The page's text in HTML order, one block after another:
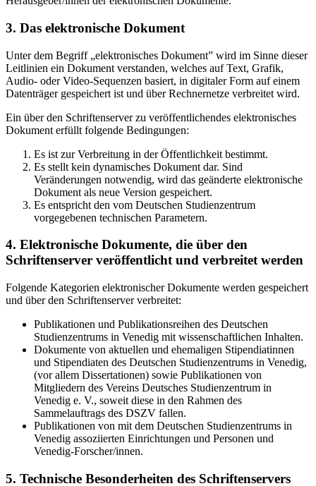
3. Das elektronische Dokument
Unter dem Begriff „elektronisches Dokument” wird im Sinne dieser
Leitlinien ein Dokument verstanden, welches auf Text, Grafik,
Audio- oder Video-Sequenzen basiert, in digitaler Form auf einem
Datenträger gespeichert ist und über Rechnernetze verbreitet wird.
Ein über den Schriftenserver zu veröffentlichendes elektronisches
Dokument erfüllt folgende Bedingungen:
Es ist zur Verbreitung in der Öffentlichkeit bestimmt.
Es stellt kein dynamisches Dokument dar. Sind
Veränderungen notwendig, wird das geänderte elektronische
Dokument als neue Version gespeichert.
Es entspricht den vom Deutschen Studienzentrum
vorgegebenen technischen Parametern.
4. Elektronische Dokumente, die über den
Schriftenserver veröffentlicht und verbreitet werden
Folgende Kategorien elektronischer Dokumente werden gespeichert
und über den Schriftenserver verbreitet:
Publikationen und Publikationsreihen des Deutschen
Studienzentrums in Venedig mit wissenschaftlichen Inhalten.
Dokumente von aktuellen und ehemaligen Stipendiatinnen
und Stipendiaten des Deutschen Studienzentrums in Venedig,
(vor allem Dissertationen) sowie Publikationen von
Mitgliedern des Vereins Deutsches Studienzentrum in
Venedig e. V., soweit diese in den Rahmen des
Sammelauftrags des DSZV fallen.
Publikationen von mit dem Deutschen Studienzentrums in
Venedig assoziierten Einrichtungen und Personen und
Venedig-Forscher/innen.
5. Technische Besonderheiten des Schriftenservers